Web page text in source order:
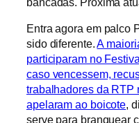
Entra agora em palco
sido diferente.A
participaram no
caso vencessem,
trabalhadores da RTP
apelaram ao boicote,
serve para branquear